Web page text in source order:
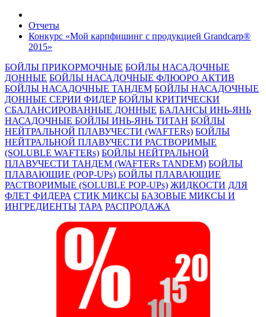
Отчеты
Конкурс «Мой карпфишинг с продукцией Grandcarp®
2015»
БОЙЛЫ ПРИКОРМОЧНЫЕ БОЙЛЫ НАСАДОЧНЫЕ
ДОННЫЕ БОЙЛЫ НАСАДОЧНЫЕ ФЛЮОРО АКТИВ
БОЙЛЫ НАСАДОЧНЫЕ ТАНДЕМ БОЙЛЫ НАСАДОЧНЫЕ
ДОННЫЕ СЕРИИ ФИДЕР БОЙЛЫ КРИТИЧЕСКИ
СБАЛАНСИРОВАННЫЕ ДОННЫЕ БАЛАНСЫ ИНЬ-ЯНЬ
НАСАДОЧНЫЕ БОЙЛЫ ИНЬ-ЯНЬ ТИТАН БОЙЛЫ
НЕЙТРАЛЬНОЙ ПЛАВУЧЕСТИ (WAFTERs) БОЙЛЫ
НЕЙТРАЛЬНОЙ ПЛАВУЧЕСТИ РАСТВОРИМЫЕ
(SOLUBLE WAFTERs) БОЙЛЫ НЕЙТРАЛЬНОЙ
ПЛАВУЧЕСТИ ТАНДЕМ (WAFTERs TANDEM) БОЙЛЫ
ПЛАВАЮЩИЕ (POP-UPs) БОЙЛЫ ПЛАВАЮЩИЕ
РАСТВОРИМЫЕ (SOLUBLE POP-UPs) ЖИДКОСТИ ДЛЯ
ФЛЕТ ФИДЕРА СТИК МИКСЫ БАЗОВЫЕ МИКСЫ И
ИНГРЕДИЕНТЫ ТАРА РАСПРОДАЖА